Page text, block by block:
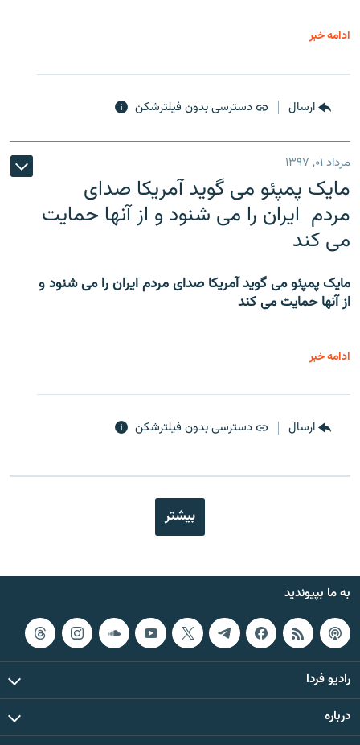
ادامه خبر
ارسال دسترسی بدون فیلترشکن
مرداد ۰۱, ۱۳۹۷
مایک پمپئو می گوید آمریکا صدای
مردم ایران را می شنود و از آنها حمایت
می کند
مایک پمپئو می گوید آمریکا صدای مردم ایران را می شنود و
از آنها حمایت می کند
ادامه خبر
ارسال دسترسی بدون فیلترشکن
بیشتر
به ما بپیوندید
رادیو فردا
درباره